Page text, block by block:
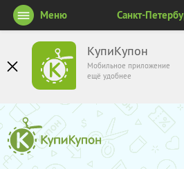
КупиКупон
Мобильное приложение
ещё удобнее
Меню Санкт-